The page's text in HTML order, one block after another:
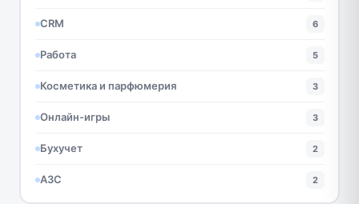
CRM 6
Работа 5
Косметика и парфюмерия 3
Онлайн-игры 3
Бухучет 2
АЗС 2